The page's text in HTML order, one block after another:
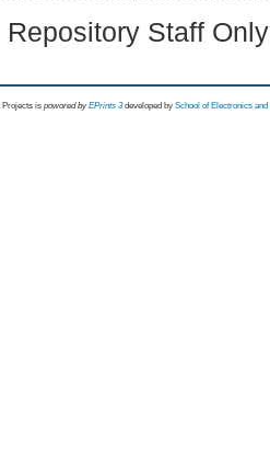
Repository Staff
Projects is powored byEPrints 3 developed by School of Electronics